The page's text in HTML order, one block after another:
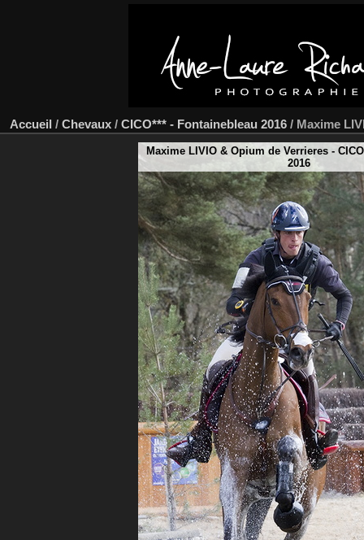
Accueil / Chevaux / CICO*** - Fontainebleau 2016 / Maxime
Maxime LIVIO & Opium de Verrieres -
2016